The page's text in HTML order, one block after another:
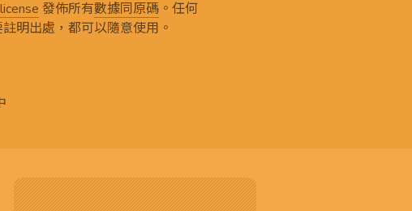
發佈所有數據同原碼。任何
明出處，都可以隨意使用。